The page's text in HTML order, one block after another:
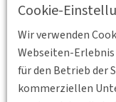
Cookie-
Wir verwenden
Webseiten-Erlebnis
für den Betrieb der
kommerziellen
Liebe Mitglieder der
sehr geehrte Damen
Im Anschluss an
Gerhart-Potthoff-